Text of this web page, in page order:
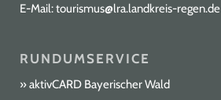
E-Mail:tourismus@lra.landkreis-regen.de
RUNDUMSERVICE
aktivCARD Bayerischer Wald